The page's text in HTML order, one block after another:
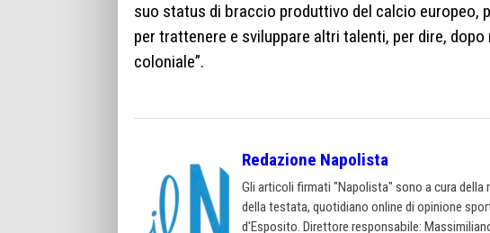
suo status di braccio produttivo del calcio europeo,
per trattenere e sviluppare altri talenti, per dire,
coloniale”.
Redazione Napolista
Gli articoli firmati "Napolista" sono a cura
della testata, quotidiano online di opinione
d'Esposito. Direttore responsabile: